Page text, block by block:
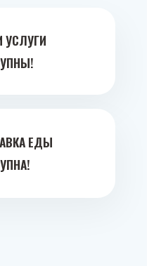
УСЛУГИ
ЕДЫ